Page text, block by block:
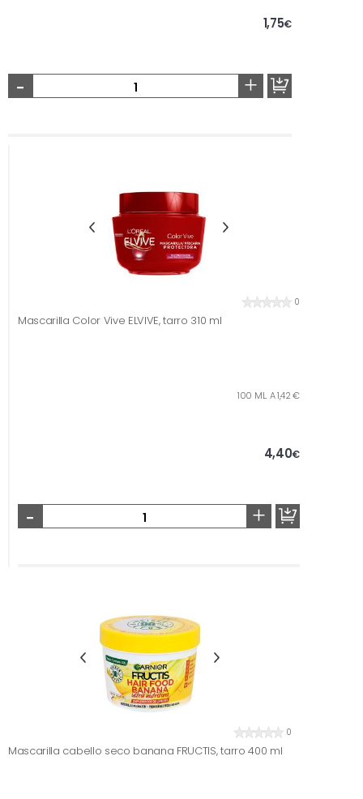
1,75€
- +
0
Mascarilla Color Vive ELVIVE, tarro 310 ml
100 ML. A 1,42 €
4,40€
- +
0
Mascarilla cabello seco banana FRUCTIS, tarro 400 ml